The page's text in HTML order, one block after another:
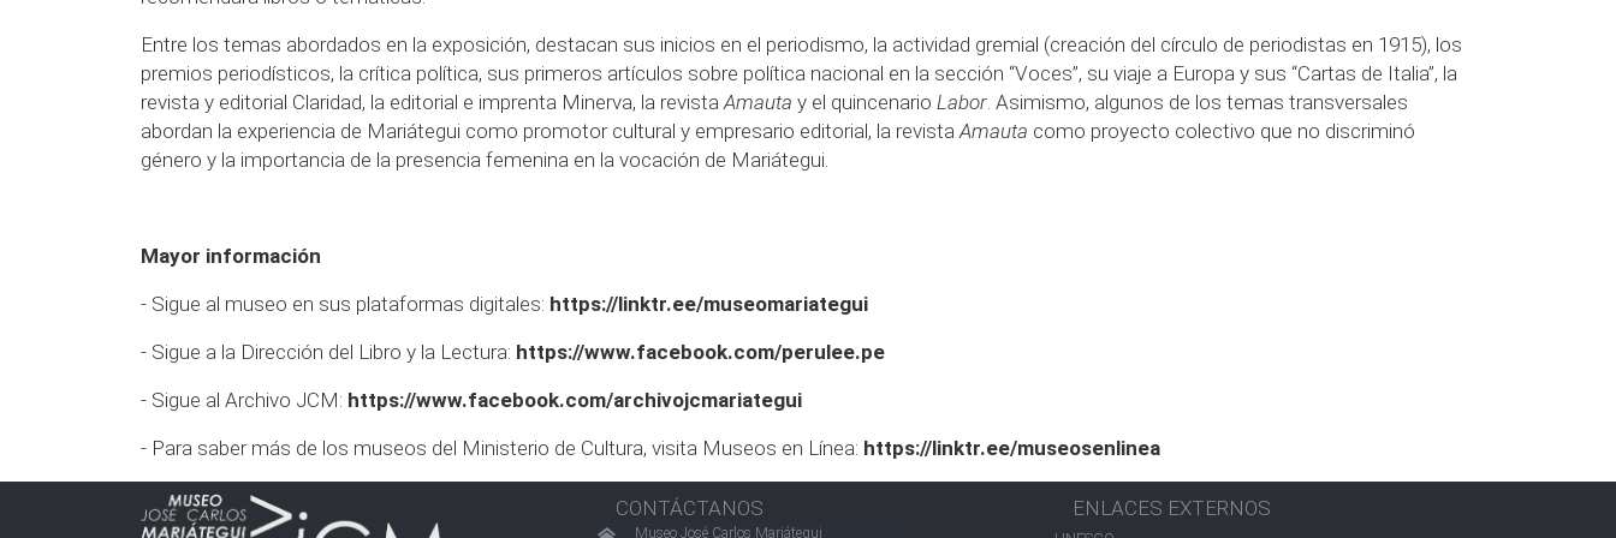
Entre los temas abordados en la exposición, destacan sus inicios en el periodismo, la actividad gremial (creación del círculo de periodistas en 1915), los
premios periodísticos, la crítica política, sus primeros artículos sobre política nacional en la sección “Voces”, su viaje a Europa y sus “Cartas de Italia”, la
revista y editorial Claridad, la editorial e imprenta Minerva, la revistaAmauta y el quincenario Labor. Asimismo, algunos de los temas transversales
abordan la experiencia de Mariátegui como promotor cultural y empresario editorial, la revistaAmauta como proyecto colectivo que no discriminó
género y la importancia de la presencia femenina en la vocación de Mariátegui.
Mayor información
- Sigue al museo en sus plataformas digitales: https://linktr.ee/museomariategui
- Sigue a la Dirección del Libro y la Lectura: https://www.facebook.com/perulee.pe
- Sigue al Archivo JCM: https://www.facebook.com/archivojcmariategui
- Para saber más de los museos del Ministerio de Cultura, visita Museos en Línea: https://linktr.ee/museosenlinea
CONTÁCTANOS
Museo José Carlos Mariátegui
ENLACES EXTERNOS